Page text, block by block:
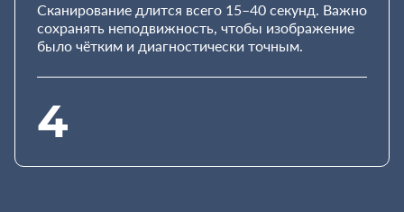
Сканирование длится всего 15–40 секунд. Важно
сохранять неподвижность, чтобы изображение
было чётким и диагностически точным.
4